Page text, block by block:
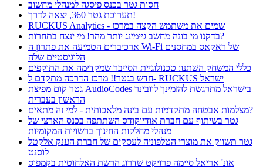
חסות גטר בכנס פיסגה למנהלי מחשוב
תערוכת גטר 360, יצאה לדרך!
RUCKUS Analytics - שמים את משתמש הקצה במרכז
בדקנו מי בונה מחשב גיימינג יותר מהר! מי ינצח בתחרות?
ארכיברים הטמיעה את פתרון ה Wi-Fi של ראקאס במחסנים
הלוגיסטיים שלה
כללי המשחק השתנו: טכנולוגיית הסייבר שמקדימה את התוקפים
חדש בגטר!! מרכז הדרכה מתקדם ל- RUCKUS ישראל
גטר קום מפיצת AudioCodes בישראל מתרגשת להזמינך לוובינר
הראשון בעברית
מצלמות אבטחה מתקדמות עם בינה מלאכותית - למי זה מתאים?
גטר בשיתוף עם חברת אודיוקודס השתתפה בכנס הארצי של
מנהלי מחלקות החינוך ברשויות המקומיות
גטר תשווק את מוצרי הטלפוניה לעסקים של חברת הענק אלקטל
לוסנט
אונ' אריאל סיימה פרויקט שדרוג הרשת האלחוטית בקמפוס